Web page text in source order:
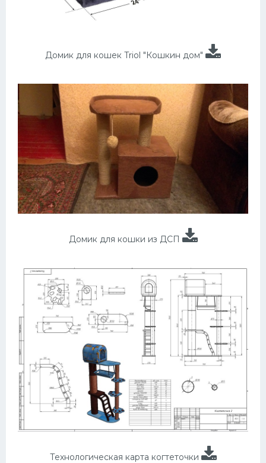
Домик для кошек Triol "Кошкин дом"
Домик для кошки из ДСП
Технологическая карта когтеточки